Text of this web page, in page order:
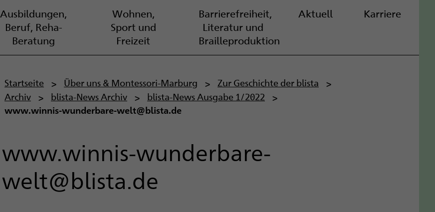
Ausbildungen,
Beruf, Reha-
Beratung
Wohnen,
Sport und
Freizeit
Barrierefreiheit,
Literatur und
Brailleproduktion
Aktuell Karriere
P
f
d
n
a
Startseite Über uns & Montessori-Marburg
Zur Geschichte der blista
Archiv
blista-News Archiv blista-News Ausgabe 1/2022
www.winnis-wunderbare-welt@blista.de
www.winnis-wunderbare-
welt@blista.de